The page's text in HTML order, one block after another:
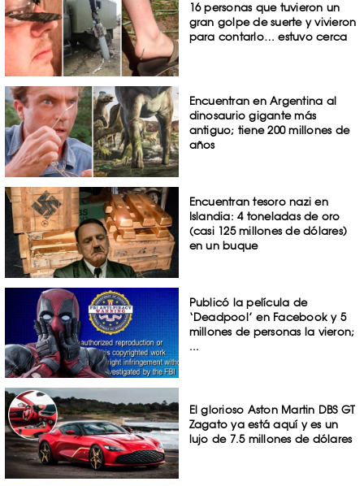
16 personas que tuvieron un
gran golpe de suerte y vivieron
para contarlo… estuvo cerca
Encuentran en Argentina al
dinosaurio gigante más
antiguo; tiene 200 millones de
años
Encuentran tesoro nazi en
Islandia: 4 toneladas de oro
(casi 125 millones de dólares)
en un buque
Publicó la película de
‘Deadpool’ en Facebook y 5
millones de personas la vieron;
...
El glorioso Aston Martin DBS GT
Zagato ya está aquí y es un
lujo de 7.5 millones de dólares